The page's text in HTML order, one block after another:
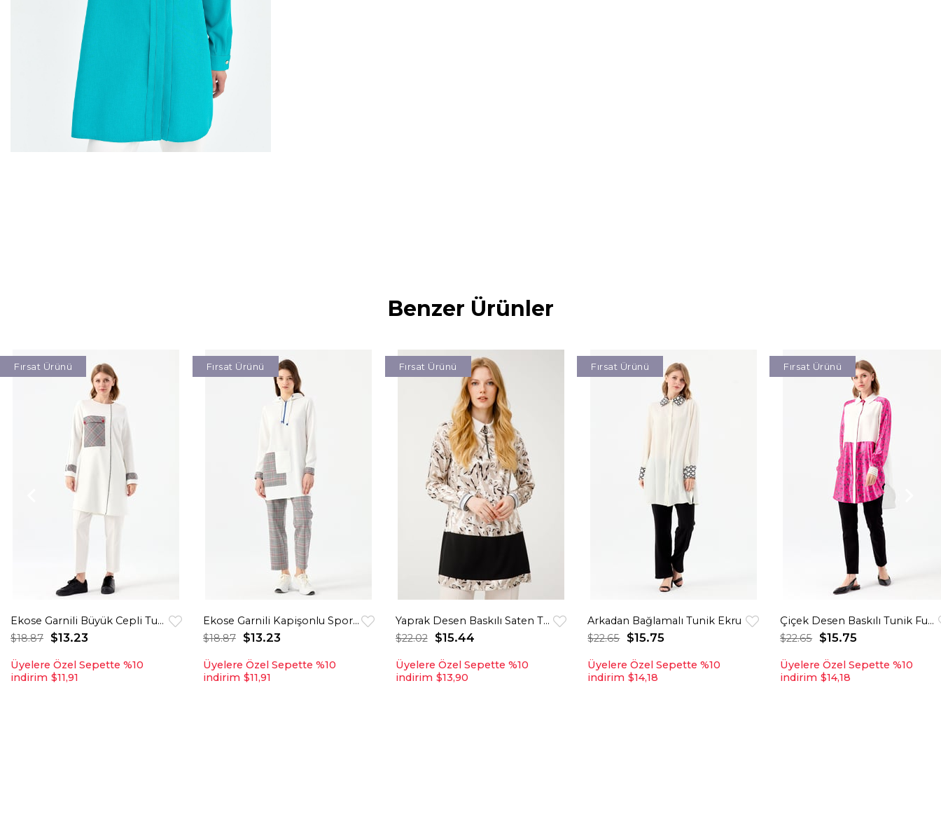
Benzer Ürünler
Ekose Garnili Büyük Cepli Tunik Ekru
$13.23
$18.87
Fırsat Ürünü
Üyelere Özel Sepette %10
indirim $11,91
Ekose Garnili Kapişonlu Spor Tunik Krem
$13.23
$18.87
Fırsat Ürünü
Üyelere Özel Sepette %10
indirim $11,91
Yaprak Desen Baskılı Saten Tunik Bej
$15.44
$22.02
Fırsat Ürünü
Üyelere Özel Sepette %10
indirim $13,90
Arkadan Bağlamalı Tunik Ekru
$15.75
$22.65
Fırsat Ürünü
Üyelere Özel Sepette %10
indirim $14,18
Çiçek Desen Baskılı Tunik Fuşya
$15.75
$22.65
Fırsat Ürünü
Üyelere Özel Sepette %10
indirim $14,18